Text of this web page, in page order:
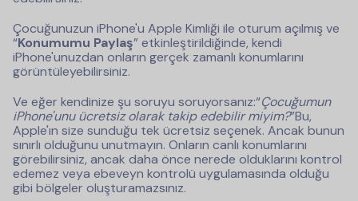
Çocuğunuzun iPhone'u Apple Kimliği ile oturum açılmış ve
“Konumumu Paylaş” etkinleştirildiğinde, kendi
iPhone'unuzdan onların gerçek zamanlı konumlarını
görüntüleyebilirsiniz.
Ve eğer kendinize şu soruyu soruyorsanız:“Çocuğumun
iPhone'unu ücretsiz olarak takip edebilir miyim?”Bu,
Apple'ın size sunduğu tek ücretsiz seçenek. Ancak bunun
sınırlı olduğunu unutmayın. Onların canlı konumlarını
görebilirsiniz, ancak daha önce nerede olduklarını kontrol
edemez veya ebeveyn kontrolü uygulamasında olduğu
gibi bölgeler oluşturamazsınız.